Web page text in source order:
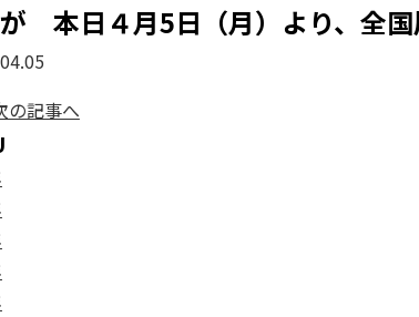
本日４月5日（月）より、全国
の記事へ